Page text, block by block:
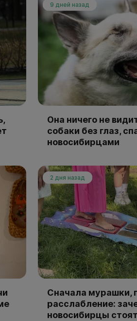
9 дней назад
Она ничего не
собаки без глаз,
новосибирцами
2 дня назад
Сначала мурашки,
расслабление:
новосибирцы